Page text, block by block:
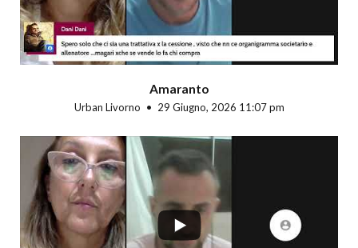
Amaranto
Urban Livorno 29 Giugno, 2026 11:07 pm